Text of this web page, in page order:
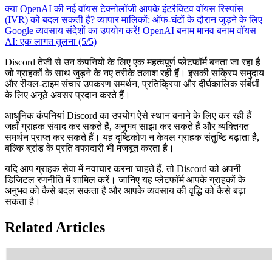
क्या OpenAI की नई वॉयस टेक्नोलॉजी आपके इंटरैक्टिव वॉयस रिस्पांस
(IVR) को बदल सकती है?व्यापार मालिकों: ऑफ-घंटों के दौरान जुड़ने के लिए
Google व्यवसाय संदेशों का उपयोग करें! OpenAI बनाम मानव बनाम वॉयस
AI: एक लागत तुलना (5/5)
Discord तेजी से उन कंपनियों के लिए एक महत्वपूर्ण प्लेटफॉर्म बनता जा रहा है
जो ग्राहकों के साथ जुड़ने के नए तरीके तलाश रही हैं। इसकी सक्रिय समुदाय
और रीयल-टाइम संचार उपकरण समर्थन, प्रतिक्रिया और दीर्घकालिक संबंधों
के लिए अनूठे अवसर प्रदान करते हैं।
आधुनिक कंपनियां Discord का उपयोग ऐसे स्थान बनाने के लिए कर रही हैं
जहाँ ग्राहक संवाद कर सकते हैं, अनुभव साझा कर सकते हैं और व्यक्तिगत
समर्थन प्राप्त कर सकते हैं। यह दृष्टिकोण न केवल ग्राहक संतुष्टि बढ़ाता है,
बल्कि ब्रांड के प्रति वफादारी भी मजबूत करता है।
यदि आप ग्राहक सेवा में नवाचार करना चाहते हैं, तो Discord को अपनी
डिजिटल रणनीति में शामिल करें। जानिए यह प्लेटफॉर्म आपके ग्राहकों के
अनुभव को कैसे बदल सकता है और आपके व्यवसाय की वृद्धि को कैसे बढ़ा
सकता है।
Related Articles